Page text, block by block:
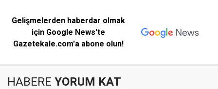
Gelişmelerden haberdar olmak
için Google News'te
Gazetekale.com'a abone olun!
HABERE YORUM KAT